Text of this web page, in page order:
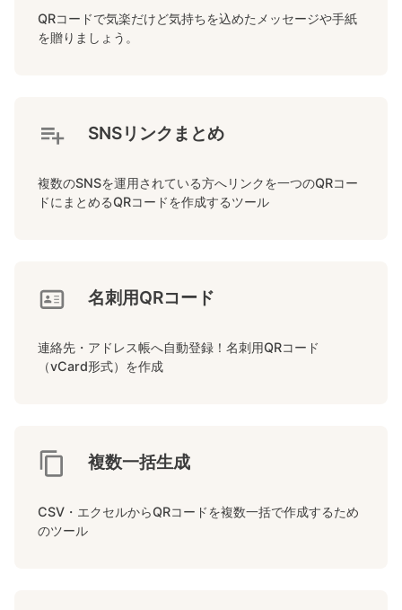
QRコードで気楽だけど気持ちを込めたメッセージや手紙
を贈りましょう。
SNSリンクまとめ
複数のSNSを運用されている方へリンクを一つのQRコー
ドにまとめるQRコードを作成するツール
名刺用QRコード
連絡先・アドレス帳へ自動登録！名刺用QRコード
（vCard形式）を作成
複数一括生成
CSV・エクセルからQRコードを複数一括で作成するため
のツール